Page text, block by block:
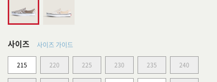
사이즈 사이즈 가이드
215 220 225 230 235 240